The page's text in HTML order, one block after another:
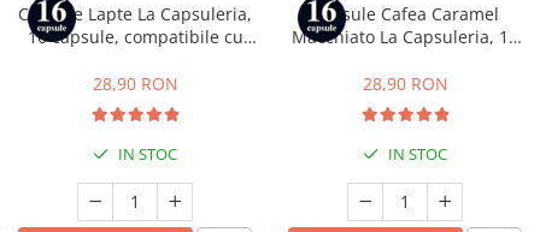
Capsule Lapte La Capsuleria,
16 capsule, compatibile cu
28,90 RON
IN STOC
Capsule Cafea Caramel
Macchiato La Capsuleria, 16
Gusto
28,90 RON
IN STOC